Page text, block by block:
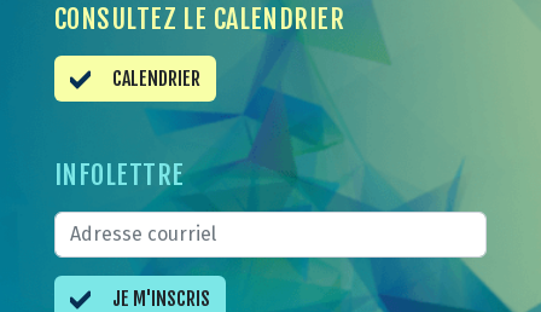
CONSULTEZ LE CALENDRIER
CALENDRIER
INFOLETTRE
JE M'INSCRIS